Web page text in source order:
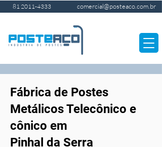
81 2011-4333 comercial@posteaco.com.br
Fábrica de Postes
Metálicos Telecônico e
cônico em
Pinhal da Serra